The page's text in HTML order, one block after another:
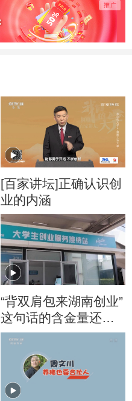
[百家讲坛]正确认识创
业的内涵
“背双肩包来湖南创业”
这句话的含金量还在
上升